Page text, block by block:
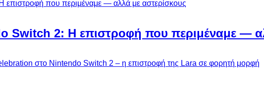
Switch 2: Η επιστροφή που περιμέναμε —